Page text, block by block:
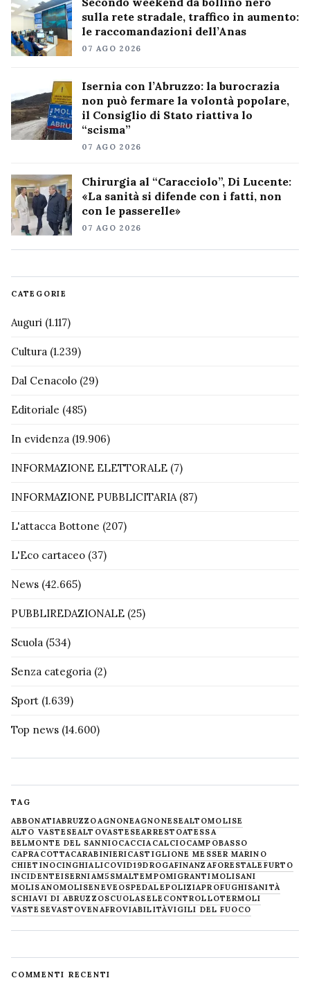
sulla rete stradale, traffico in aumento:
le raccomandazioni dell’Anas
07 AGO 2026
Isernia con l’Abruzzo: la burocrazia
non può fermare la volontà popolare,
il Consiglio di Stato riattiva lo
“scisma”
07 AGO 2026
Chirurgia al “Caracciolo”, Di Lucente:
«La sanità si difende con i fatti, non
con le passerelle»
07 AGO 2026
CATEGORIE
Auguri (1.117)
Cultura (1.239)
Dal Cenacolo (29)
Editoriale (485)
In evidenza (19.906)
INFORMAZIONE ELETTORALE (7)
INFORMAZIONE PUBBLICITARIA(87)
L'attacca Bottone (207)
L'Eco cartaceo (37)
News (42.665)
PUBBLIREDAZIONALE (25)
Scuola (534)
Senza categoria (2)
Sport (1.639)
Top news (14.600)
TAG
ABBONATIABRUZZOAGNONEAGNONESEALTOMOLISE
ALTO VASTESEALTOVASTESEARRESTOATESSA
BELMONTE DEL SANNIOCACCIACALCIOCAMPOBASSO
CAPRACOTTACARABINIERICASTIGLIONE MESSER MARINO
CHIETINOCINGHIALICOVID19DROGAFINANZAFORESTALE FURTO
INCIDENTEISERNIAM5SMALTEMPOMIGRANTIMOLISANI
MOLISANOMOLISENEVE OSPEDALEPOLIZIAPROFUGHISANITÀ
SCHIAVI DI ABRUZZOSCUOLASELECONTROLLOTERMOLI
VASTESEVASTOVENAFROVIABILITÀVIGILI DEL FUOCO
COMMENTI RECENTI